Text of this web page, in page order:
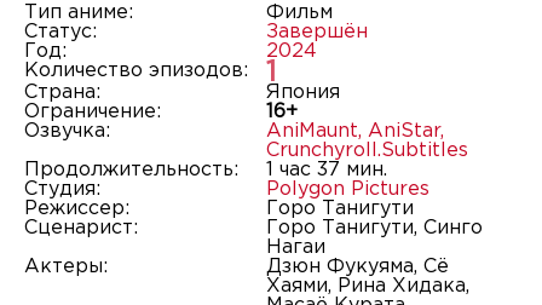
Тип аниме:
Фильм
Статус:
Завершён
Год:
2024
Количество эпизодов:
1
Страна:
Япония
Ограничение:
16+
Озвучка:
AniMaunt, AniStar,
Crunchyroll.Subtitles
Продолжительность:
1 час 37 мин.
Студия:
Polygon Pictures
Режиссер:
Горо Танигути
Сценарист:
Горо Танигути, Синго
Нагаи
Актеры:
Дзюн Фукуяма, Сё
Хаями, Рина Хидака,